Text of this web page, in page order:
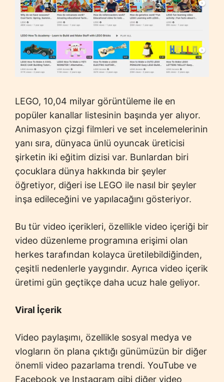
LEGO, 10,04 milyar görüntüleme ile en
popüler kanallar listesinin başında yer alıyor.
Animasyon çizgi filmleri ve set incelemelerinin
yanı sıra, dünyaca ünlü oyuncak üreticisi
şirketin iki eğitim dizisi var. Bunlardan biri
çocuklara dünya hakkında bir şeyler
öğretiyor, diğeri ise LEGO ile nasıl bir şeyler
inşa edileceğini ve yapılacağını gösteriyor.
Bu tür video içerikleri, özellikle video içeriği bir
video düzenleme programına erişimi olan
herkes tarafından kolayca üretilebildiğinden,
çeşitli nedenlerle yaygındır. Ayrıca video içerik
üretimi gün geçtikçe daha ucuz hale geliyor.
Viral İçerik
Video paylaşımı, özellikle sosyal medya ve
vlogların ön plana çıktığı günümüzün bir diğer
önemli video pazarlama trendi. YouTube ve
Facebook ve Instagram gibi diğer video